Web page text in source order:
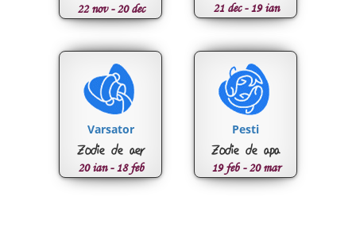
22 nov - 20 dec 21 dec - 19 ian
Varsator
Zodie de aer
20 ian - 18 feb
Pesti
Zodie de apa
19 feb - 20 mar